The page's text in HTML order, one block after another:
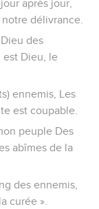
après jour,
délivrance.
des
est Dieu, le
ennemis, Les
est coupable.
peuple Des
abîmes de la
des ennemis,
curée ».